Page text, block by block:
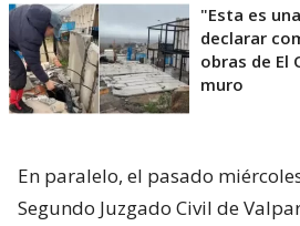
"Esta es
declarar
obras de El
muro
En paralelo, el pasado
Segundo Juzgado Civil de